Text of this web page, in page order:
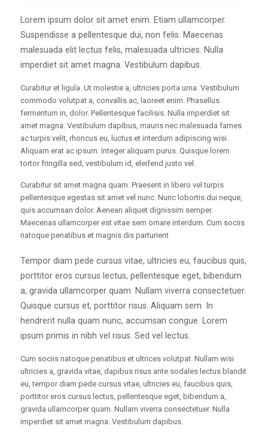
Lorem ipsum dolor sit amet enim. Etiam ullamcorper.
Suspendisse a pellentesque dui, non felis. Maecenas
malesuada elit lectus felis, malesuada ultricies. Nulla
imperdiet sit amet magna. Vestibulum dapibus.
Curabitur et ligula. Ut molestie a, ultricies porta urna. Vestibulum
commodo volutpat a, convallis ac, laoreet enim. Phasellus
fermentum in, dolor. Pellentesque facilisis. Nulla imperdiet sit
amet magna. Vestibulum dapibus, mauris nec malesuada fames
ac turpis velit, rhoncus eu, luctus et interdum adipiscing wisi.
Aliquam erat ac ipsum. Integer aliquam purus. Quisque lorem
tortor fringilla sed, vestibulum id, eleifend justo vel.
Curabitur sit amet magna quam. Praesent in libero vel turpis
pellentesque egestas sit amet vel nunc. Nunc lobortis dui neque,
quis accumsan dolor. Aenean aliquet dignissim semper.
Maecenas ullamcorper est vitae sem ornare interdum. Cum sociis
natoque penatibus et magnis dis parturient
Tempor diam pede cursus vitae, ultricies eu, faucibus quis,
porttitor eros cursus lectus, pellentesque eget, bibendum
a, gravida ullamcorper quam. Nullam viverra consectetuer.
Quisque cursus et, porttitor risus. Aliquam sem. In
hendrerit nulla quam nunc, accumsan congue. Lorem
ipsum primis in nibh vel risus. Sed vel lectus.
Cum sociis natoque penatibus et ultrices volutpat. Nullam wisi
ultricies a, gravida vitae, dapibus risus ante sodales lectus blandit
eu, tempor diam pede cursus vitae, ultricies eu, faucibus quis,
porttitor eros cursus lectus, pellentesque eget, bibendum a,
gravida ullamcorper quam. Nullam viverra consectetuer. Nulla
imperdiet sit amet magna. Vestibulum dapibus.